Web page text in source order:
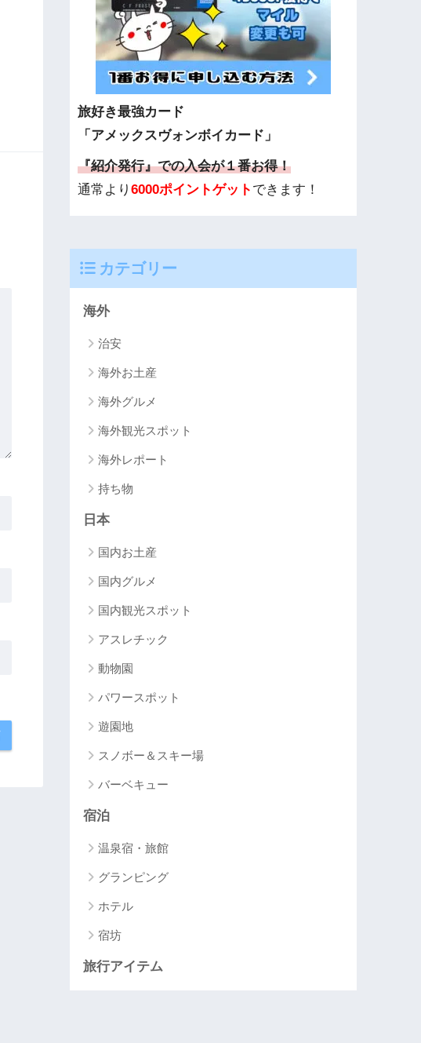
旅好き最強カード
「アメックスヴォンボイカード」
『紹介発行』での入会が１番お得！
通常より6000ポイントゲット できます！
カテゴリー
海外
治安
海外お土産
海外グルメ
海外観光スポット
海外レポート
持ち物
日本
国内お土産
国内グルメ
国内観光スポット
アスレチック
動物園
パワースポット
遊園地
スノボー＆スキー場
バーベキュー
宿泊
温泉宿・旅館
グランピング
ホテル
宿坊
旅行アイテム